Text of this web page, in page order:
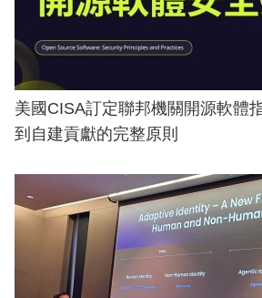
美國CISA訂定聯邦機關開源軟體
到自建貢獻的完整原則